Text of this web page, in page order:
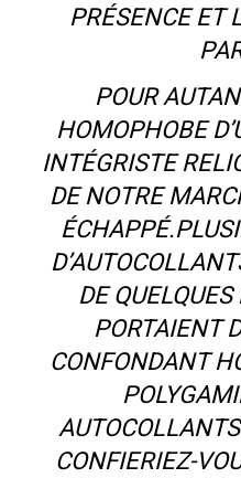
PRÉSENCE ET
POUR
HOMOPHOBE
INTÉGRISTE
DE NOTRE
DE
PORTAIENT
CONFONDANT
CONFIERIEZ-